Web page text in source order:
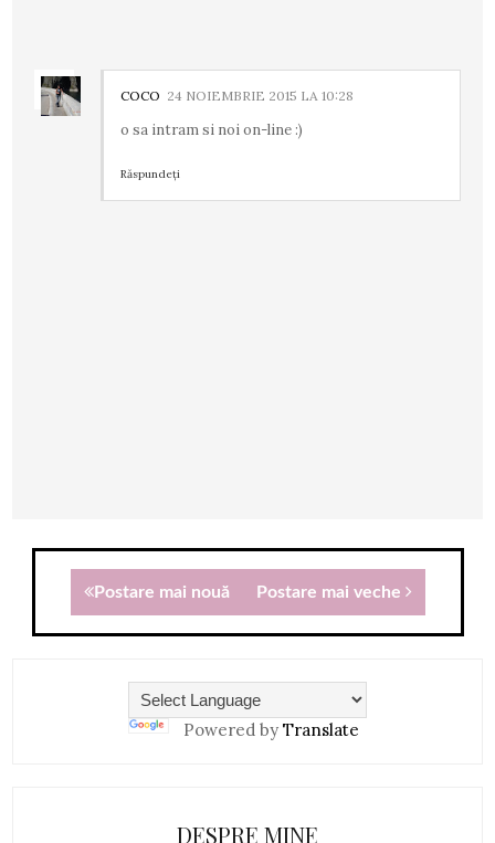
COCO 24 NOIEMBRIE 2015 LA 10:28
o sa intram si noi on-line :)
Răspundeți
Postare mai nouă Postare mai veche
Powered by Translate
DESPRE MINE